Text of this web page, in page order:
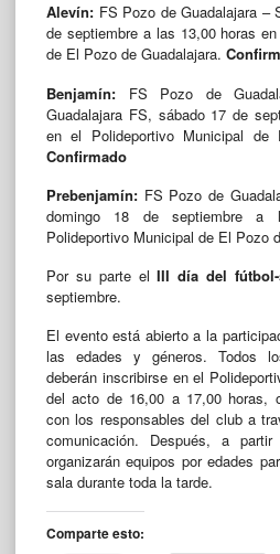
Alevín: FS Pozo de Guadalajara –
de septiembre a las 13,00 horas
de El Pozo de Guadalajara.
Benjamín: FS Pozo de
Guadalajara FS, sábado 17 de
en el Polideportivo Municipal de
Confirmado
Prebenjamín: FS Pozo de
domingo 18 de septiembre
Polideportivo Municipal de El Pozo
Por su parte elIIIdía del
septiembre.
El evento está abierto a la
las edades y géneros. Todos
deberán inscribirse en el
del acto de 16,00 a 17,00 horas,
con los responsables del club a
comunicación. Después, a
organizarán equipos por edades
sala durante toda la tarde.
Comparte esto: